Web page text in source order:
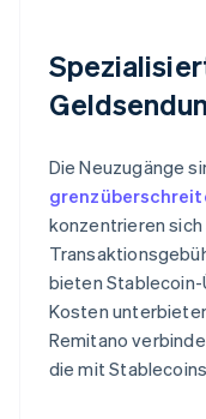
Die Neuzugänge
konzentrieren
bieten
Kosten
Remitano
die mit